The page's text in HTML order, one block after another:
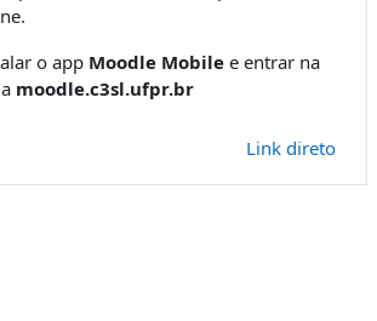
o app Moodle Mobile e entrar na
moodle.c3sl.ufpr.br
Link direto